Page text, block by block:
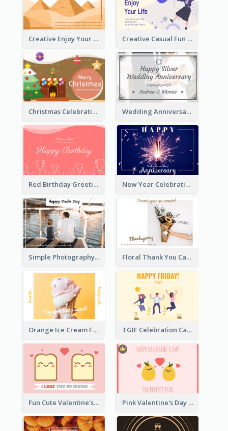
Creative Enjoy Your Trip Card Creative Casual Fun Greeting Card
Christmas Celebration with Illustration Card Wedding Anniversary Greeting Card
Red Birthday Greeting Card New Year Celebration Fireworks Greeting Card
Simple Photography Father's Day Celebration Card Floral Thank You Card
Orange Ice Cream Fun Greeting Card TGIF Celebration Card
Fun Cute Valentine's Day Celebration Card Pink Valentine's Day Greeting Card